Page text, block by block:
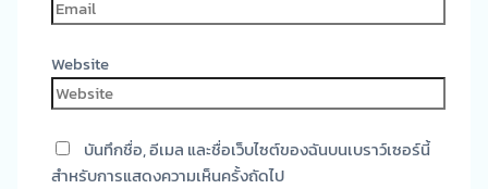
Website
บันทึกชื่อ, อีเมล และชื่อเว็บไซต์ของฉันบนเบราว์เซอร์นี้
สำหรับการแสดงความเห็นครั้งถัดไป